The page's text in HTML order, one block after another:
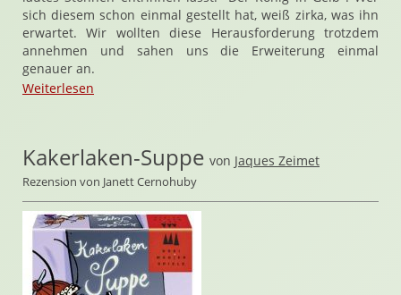
sich diesem schon einmal gestellt hat, weiß zirka, was ihn
erwartet. Wir wollten diese Herausforderung trotzdem
annehmen und sahen uns die Erweiterung einmal
genauer an.
Weiterlesen
Kakerlaken-Suppe von Jaques Zeimet
Rezension von Janett Cernohuby